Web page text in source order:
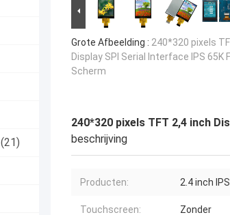
(21)
Grote Afbeelding : 240*320 pixels
Display SPI Serial Interface IPS 65K
Scherm
240*320 pixels TFT 2,4 inch
beschrijving
Producten: 2.4 inch
Touchscreen: Zonder